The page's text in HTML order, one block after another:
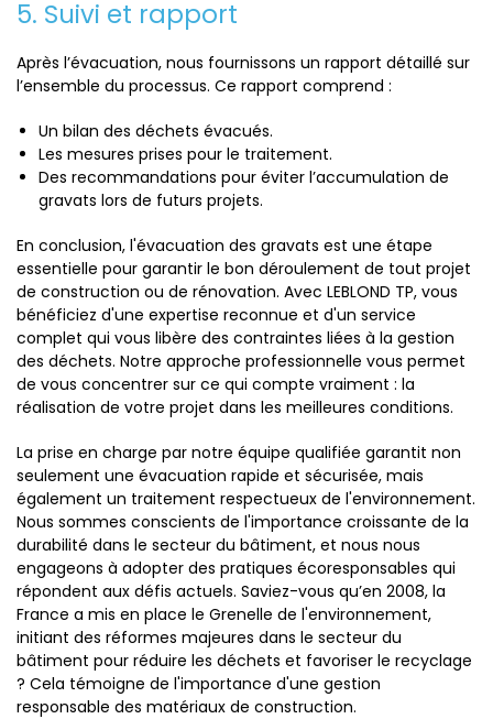
5. Suivi et rapport
Après l’évacuation, nous fournissons un rapport détaillé sur
l’ensemble du processus. Ce rapport comprend :
Un bilan des déchets évacués.
Les mesures prises pour le traitement.
Des recommandations pour éviter l’accumulation de
gravats lors de futurs projets.
En conclusion, l'évacuation des gravats est une étape
essentielle pour garantir le bon déroulement de tout projet
de construction ou de rénovation. Avec LEBLOND TP, vous
bénéficiez d'une expertise reconnue et d'un service
complet qui vous libère des contraintes liées à la gestion
des déchets. Notre approche professionnelle vous permet
de vous concentrer sur ce qui compte vraiment : la
réalisation de votre projet dans les meilleures conditions.
La prise en charge par notre équipe qualifiée garantit non
seulement une évacuation rapide et sécurisée, mais
également un traitement respectueux de l'environnement.
Nous sommes conscients de l'importance croissante de la
durabilité dans le secteur du bâtiment, et nous nous
engageons à adopter des pratiques écoresponsables qui
répondent aux défis actuels. Saviez-vous qu’en 2008, la
France a mis en place le Grenelle de l'environnement,
initiant des réformes majeures dans le secteur du
bâtiment pour réduire les déchets et favoriser le recyclage
? Cela témoigne de l'importance d'une gestion
responsable des matériaux de construction.